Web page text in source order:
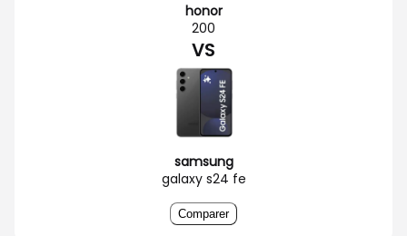
honor
200
VS
samsung
galaxy s24 fe
Comparer